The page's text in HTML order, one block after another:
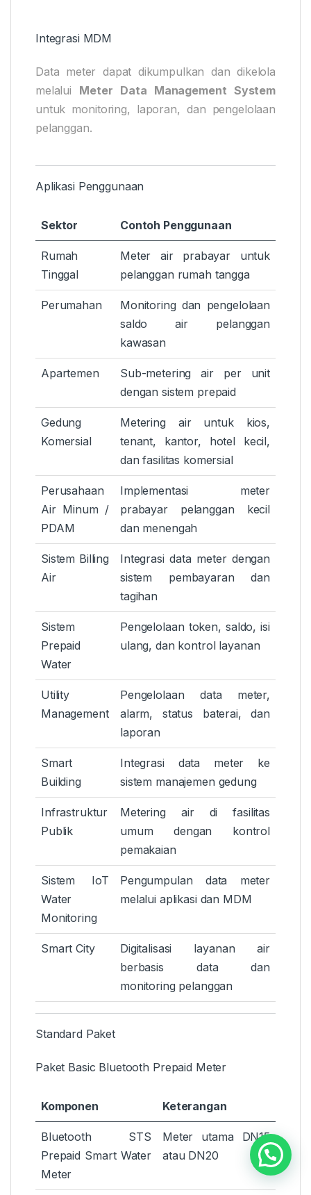
Integrasi MDM
Data meter dapat dikumpulkan dan dikelola
melalui Meter Data Management System
untuk monitoring, laporan, dan pengelolaan
pelanggan.
Aplikasi Penggunaan
Sektor Contoh Penggunaan
Rumah
Tinggal
Meter air prabayar untuk
pelanggan rumah tangga
Perumahan
Monitoring dan pengelolaan
saldo air pelanggan
kawasan
Apartemen
Sub-metering air per unit
dengan sistem prepaid
Gedung
Komersial
Metering air untuk kios,
tenant, kantor, hotel kecil,
dan fasilitas komersial
Perusahaan
Air Minum /
PDAM
Implementasi meter
prabayar pelanggan kecil
dan menengah
Sistem Billing
Air
Integrasi data meter dengan
sistem pembayaran dan
tagihan
Sistem
Prepaid
Water
Pengelolaan token, saldo, isi
ulang, dan kontrol layanan
Utility
Management
Pengelolaan data meter,
alarm, status baterai, dan
laporan
Smart
Building
Integrasi data meter ke
sistem manajemen gedung
Infrastruktur
Publik
Metering air di fasilitas
umum dengan kontrol
pemakaian
Sistem IoT
Water
Monitoring
Pengumpulan data meter
melalui aplikasi dan MDM
Smart City
Digitalisasi layanan air
berbasis data dan
monitoring pelanggan
Standard Paket
Paket Basic Bluetooth Prepaid Meter
Komponen Keterangan
Bluetooth STS
Prepaid Smart Water
Meter
Meter utama DN15
atau DN20